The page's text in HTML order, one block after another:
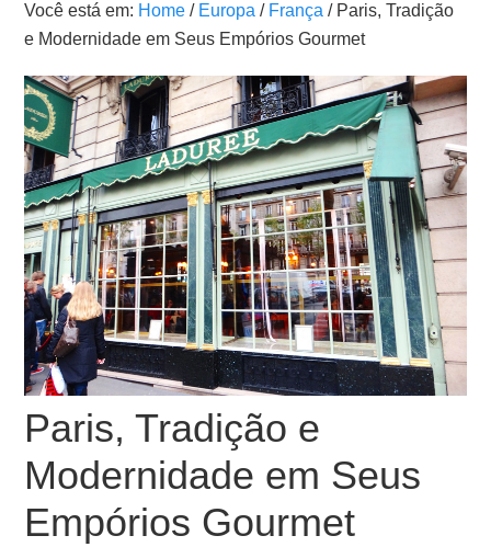
Você está em: Home / Europa / França /Paris, Tradição
e Modernidade em Seus Empórios Gourmet
Paris, Tradição e
Modernidade em Seus
Empórios Gourmet